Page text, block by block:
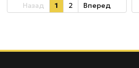
Назад 1 2 Вперед